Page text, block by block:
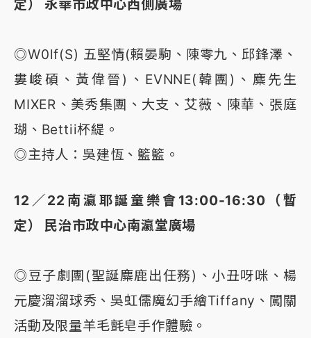
定） 永華市政中心西側廣場
◎W0lf(S) 五堅情(賴晏駒、陳零九、邱鋒澤、
婁峻碩、黃偉晉)、EVNNE(韓團)、麋先生
MIXER、美秀集團、大支、艾薇、陳華、張庭
瑚、Bettii杯緹。
◎主持人：吳建恆、籃籃。
12／22南瀛耶誕童樂會13:00-16:30（暫
定） 民治市政中心南瀛堂廣場
◎豆子劇團(聖誕麋鹿出任務)、小丑呀咪、楊
元慶溜溜球秀、吳虹儒魔幻手繪Tiffany、闖關
活動及限量羊毛氈皂手作體驗。